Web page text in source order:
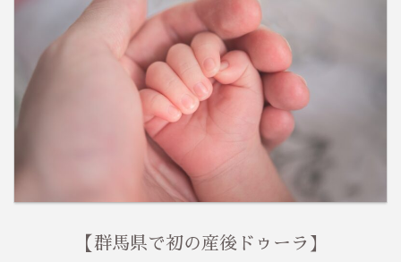
【 群馬県で初の産後ドゥーラ】